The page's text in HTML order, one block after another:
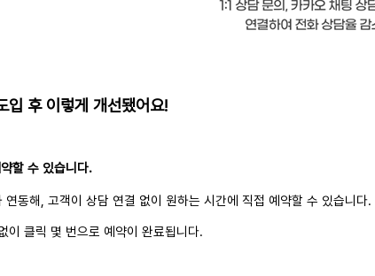
후 이렇게 개선됐어요!
할 수 있습니다.
연동해, 고객이 상담 연결 없이 원하는 시간에 직접 예약할 수 있습니다.
이 클릭 몇 번으로 예약이 완료됩니다.